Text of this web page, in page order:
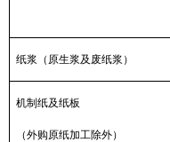
纸浆（原生浆及废纸浆）
机制纸及纸板
（外购原纸加工除外）